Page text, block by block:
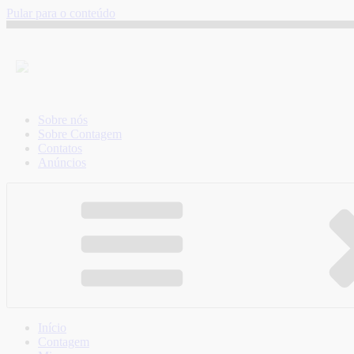
Pular para o conteúdo
Sobre nós
Sobre Contagem
Contatos
Anúncios
Início
Contagem